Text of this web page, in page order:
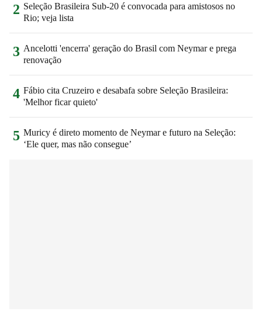
2 Seleção Brasileira Sub-20 é convocada para amistosos no
Rio; veja lista
3 Ancelotti 'encerra' geração do Brasil com Neymar e prega
renovação
4 Fábio cita Cruzeiro e desabafa sobre Seleção Brasileira:
'Melhor ficar quieto'
5 Muricy é direto momento de Neymar e futuro na Seleção:
‘Ele quer, mas não consegue’